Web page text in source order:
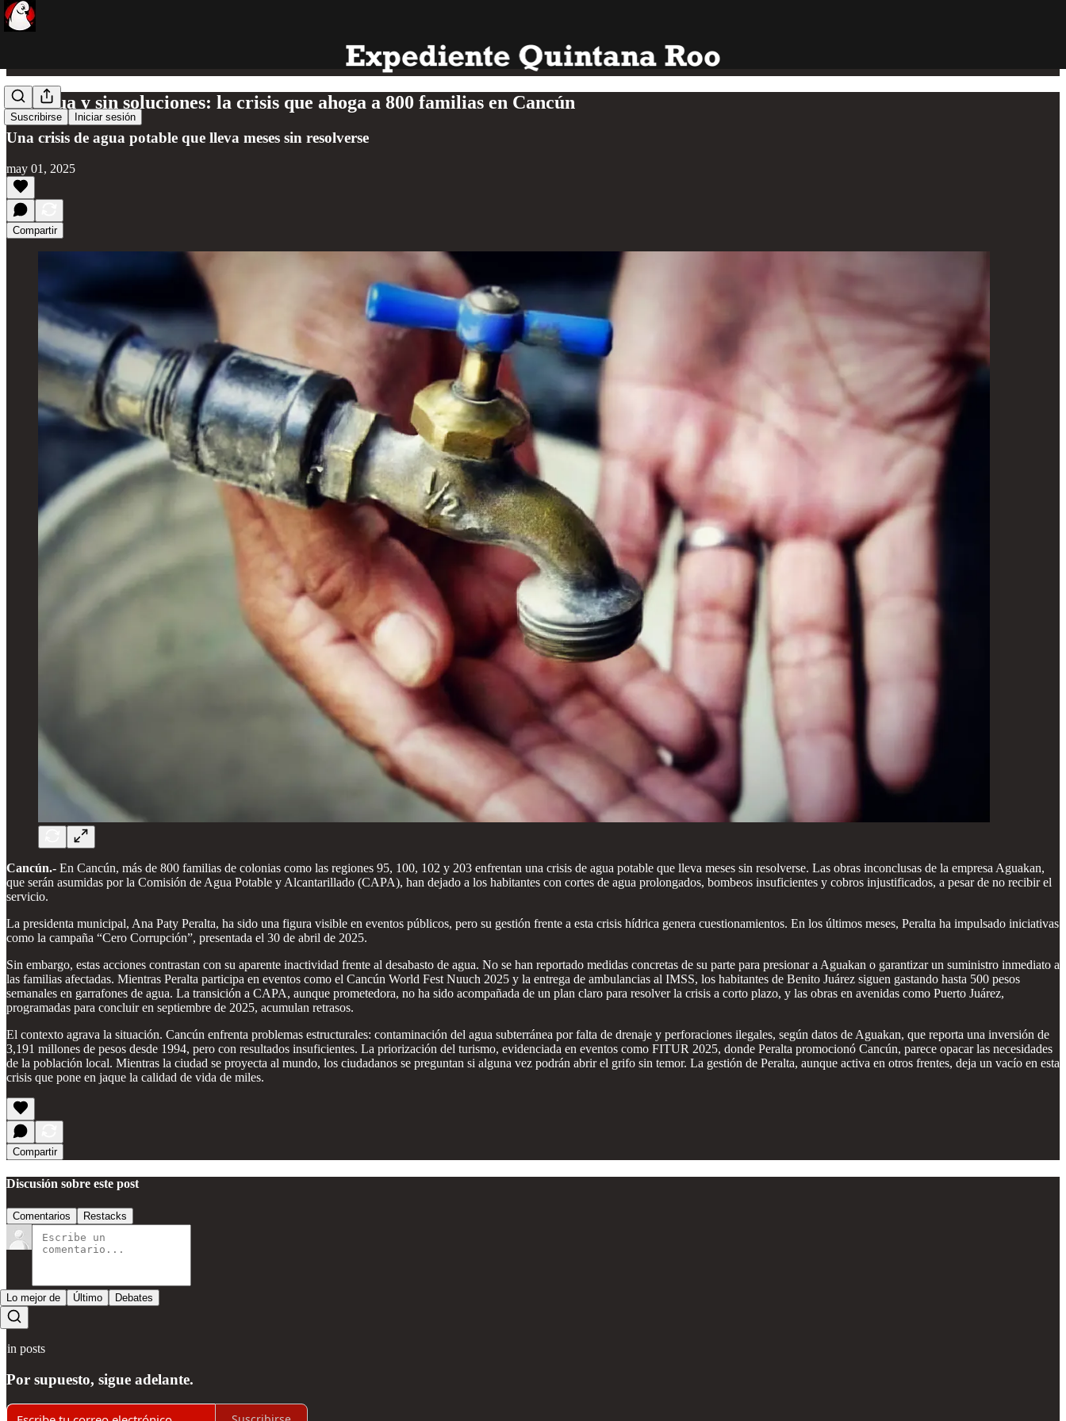
Suscribirse Iniciar sesión
Sin agua y sin soluciones: la crisis que ahoga a 800 familias en Cancún
Una crisis de agua potable que lleva meses sin resolverse
may 01, 2025
Compartir
Cancún.- En Cancún, más de 800 familias de colonias como las regiones 95, 100, 102 y 203 enfrentan una crisis de agua potable que lleva meses sin resolverse. Las obras inconclusas de la empresa Aguakan,
que serán asumidas por la Comisión de Agua Potable y Alcantarillado (CAPA), han dejado a los habitantes con cortes de agua prolongados, bombeos insuficientes y cobros injustificados, a pesar de no recibir el
servicio.
La presidenta municipal, Ana Paty Peralta, ha sido una figura visible en eventos públicos, pero su gestión frente a esta crisis hídrica genera cuestionamientos. En los últimos meses, Peralta ha impulsado iniciativas
como la campaña “Cero Corrupción”, presentada el 30 de abril de 2025.
Sin embargo, estas acciones contrastan con su aparente inactividad frente al desabasto de agua. No se han reportado medidas concretas de su parte para presionar a Aguakan o garantizar un suministro inmediato a
las familias afectadas. Mientras Peralta participa en eventos como el Cancún World Fest Nuuch 2025 y la entrega de ambulancias al IMSS, los habitantes de Benito Juárez siguen gastando hasta 500 pesos
semanales en garrafones de agua. La transición a CAPA, aunque prometedora, no ha sido acompañada de un plan claro para resolver la crisis a corto plazo, y las obras en avenidas como Puerto Juárez,
programadas para concluir en septiembre de 2025, acumulan retrasos.
El contexto agrava la situación. Cancún enfrenta problemas estructurales: contaminación del agua subterránea por falta de drenaje y perforaciones ilegales, según datos de Aguakan, que reporta una inversión de
3,191 millones de pesos desde 1994, pero con resultados insuficientes. La priorización del turismo, evidenciada en eventos como FITUR 2025, donde Peralta promocionó Cancún, parece opacar las necesidades
de la población local. Mientras la ciudad se proyecta al mundo, los ciudadanos se preguntan si alguna vez podrán abrir el grifo sin temor. La gestión de Peralta, aunque activa en otros frentes, deja un vacío en esta
crisis que pone en jaque la calidad de vida de miles.
Compartir
Discusión sobre este post
Comentarios Restacks
Lo mejor de Último Debates
Sin posts
Por supuesto, sigue adelante.